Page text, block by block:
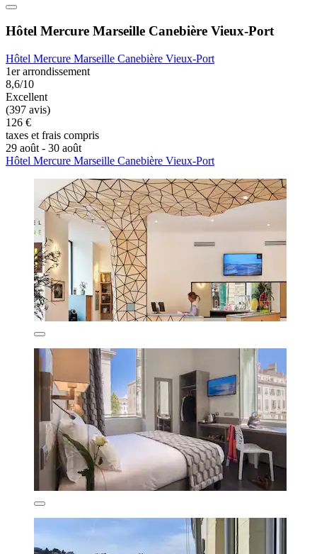
Hôtel Mercure Marseille Canebière Vieux-Port
Hôtel Mercure Marseille Canebière Vieux-Port
1er arrondissement
8,6/10
Excellent
(397 avis)
126 €
taxes et frais compris
29 août - 30 août
Hôtel Mercure Marseille Canebière Vieux-Port